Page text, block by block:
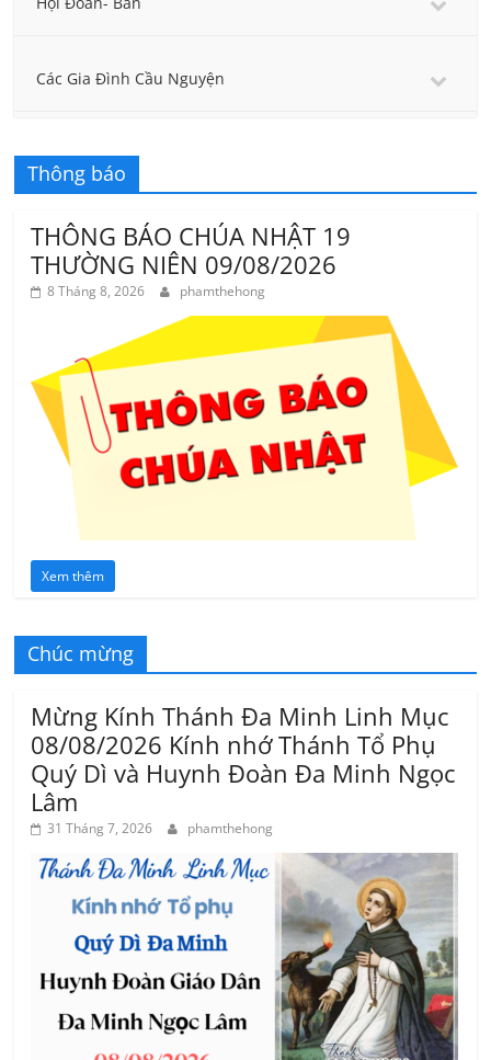
Các Gia Đình Cầu Nguyện
Thông báo
THÔNG BÁO CHÚA NHẬT 19
THƯỜNG NIÊN 09/08/2026
8 Tháng 8, 2026 phamthehong
Xem thêm
Chúc mừng
Mừng Kính Thánh Đa Minh Linh Mục
08/08/2026 Kính nhớ Thánh Tổ Phụ
Quý Dì và Huynh Đoàn Đa Minh Ngọc
Lâm
31 Tháng 7, 2026 phamthehong